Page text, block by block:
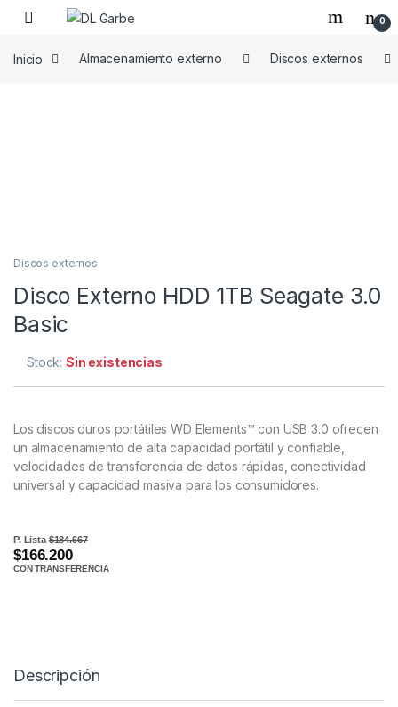
0
Inicio Almacenamiento externo Discos externos
Discos externos
Disco Externo HDD 1TB Seagate 3.0
Basic
Stock:Sin existencias
Los discos duros portátiles WD Elements™ con USB 3.0 ofrecen
un almacenamiento de alta capacidad portátil y confiable,
velocidades de transferencia de datos rápidas, conectividad
universal y capacidad masiva para los consumidores.
P. Lista$184.667
$166.200
CON TRANSFERENCIA
Descripción